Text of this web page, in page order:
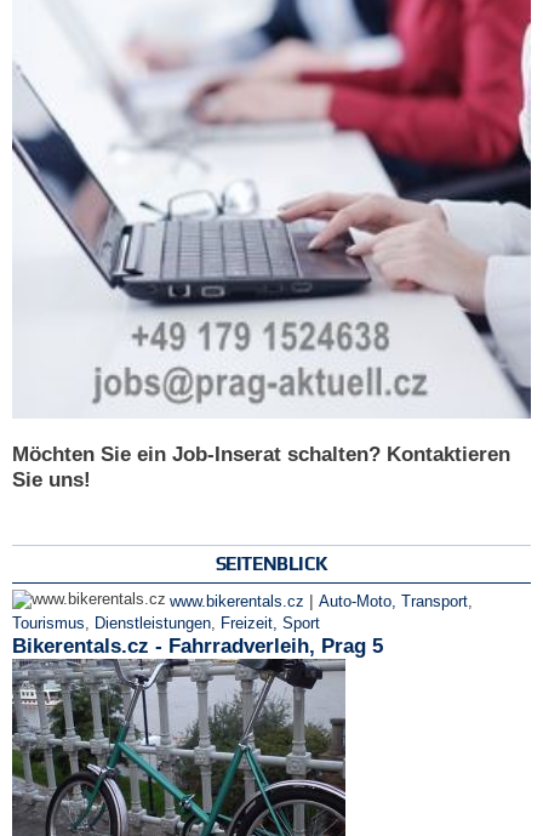
Möchten Sie ein Job-Inserat schalten? Kontaktieren
Sie uns!
SEITENBLICK
www.bikerentals.cz | Auto-Moto, Transport,
Tourismus, Dienstleistungen, Freizeit, Sport
Bikerentals.cz - Fahrradverleih, Prag 5